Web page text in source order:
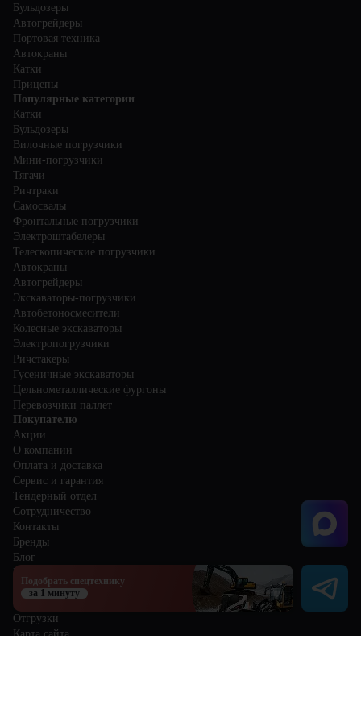
Бульдозеры
Автогрейдеры
Портовая техника
Автокраны
Катки
Прицепы
Популярные категории
Катки
Бульдозеры
Вилочные погрузчики
Мини-погрузчики
Тягачи
Ричтраки
Самосвалы
Фронтальные погрузчики
Электроштабелеры
Телескопические погрузчики
Автокраны
Автогрейдеры
Экскаваторы-погрузчики
Автобетоносмесители
Колесные экскаваторы
Электропогрузчики
Ричстакеры
Гусеничные экскаваторы
Цельнометаллические фургоны
Перевозчики паллет
Покупателю
Акции
О компании
Оплата и доставка
Сервис и гарантия
Тендерный отдел
Сотрудничество
Контакты
Бренды
Блог
Избранное
Сравнение
Отгрузки
Карта сайта
Подобрать спецтехнику
за 1 минуту